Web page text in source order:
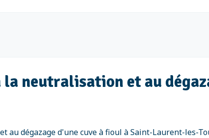
neutralisation et au
au dégazage d'une cuve à fioul à Saint-Laurent-les-